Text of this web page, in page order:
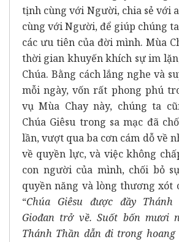
tịnh cùng với Người, chia sẻ với
cùng với Người, để giúp chúng
các ưu tiên của đời mình. Mùa
thời gian khuyến khích sự im
Chúa. Bằng cách lắng nghe và
mỗi ngày, vốn rất phong phú
vụ Mùa Chay này, chúng ta
Chúa Giêsu trong sa mạc đã
lần, vượt qua ba cơn cám dỗ về
về quyền lực, và việc không
con người của mình, chối bỏ
quyền năng và lòng thương xót
“Chúa Giêsu được đầy
Giođan trở về. Suốt bốn mươi
Thánh Thần dẫn đi trong